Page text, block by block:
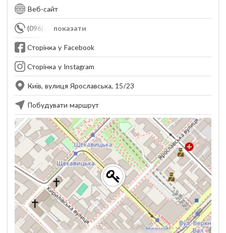
Веб-сайт
показати
(096) 651-90-10
Сторінка у Facebook
Сторінка у Instagram
Київ, вулиця Ярославська, 15/23
Побудувати маршрут